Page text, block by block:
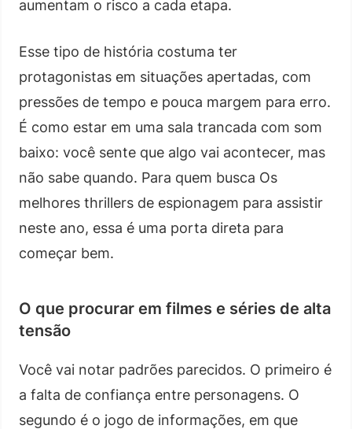
aumentam o risco a cada etapa.
Esse tipo de história costuma ter
protagonistas em situações apertadas, com
pressões de tempo e pouca margem para erro.
É como estar em uma sala trancada com som
baixo: você sente que algo vai acontecer, mas
não sabe quando. Para quem busca Os
melhores thrillers de espionagem para assistir
neste ano, essa é uma porta direta para
começar bem.
O que procurar em filmes e séries de alta
tensão
Você vai notar padrões parecidos. O primeiro é
a falta de confiança entre personagens. O
segundo é o jogo de informações, em que